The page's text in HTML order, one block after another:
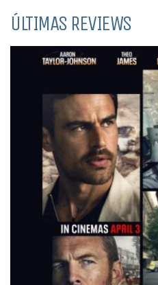
ÚLTIMAS REVIEWS